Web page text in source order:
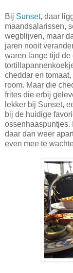
Bij Sunset, daar
maandsalarissen,
wegblijven, maar
jaren nooit
waren lange tijd
cheddar en
room. Maar die
frites die erbij
lekker bij Sunset,
bij de huidige
ossenhaaspuntjes.
daar dan weer
even mee te